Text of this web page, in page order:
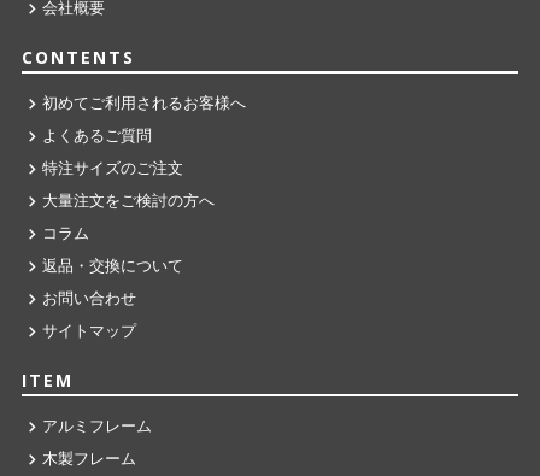
会社概要
CONTENTS
初めてご利用されるお客様へ
よくあるご質問
特注サイズのご注文
大量注文をご検討の方へ
コラム
返品・交換について
お問い合わせ
サイトマップ
ITEM
アルミフレーム
木製フレーム